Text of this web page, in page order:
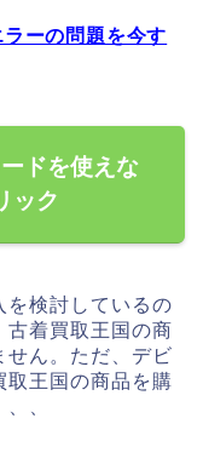
ーの問題を今す
ドを使えな
ック
を検討しているの
古着買取王国の商
せん。ただ、デビ
取王国の商品を購
、